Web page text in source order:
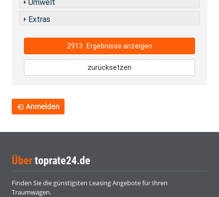
Umwelt
Extras
2913 Ergebnisse anzeigen
zurücksetzen
Anmelden
Über toprate24.de
Finden Sie die günstigsten Leasing Angebote für Ihren
Traumwagen.